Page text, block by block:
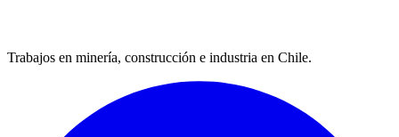
Trabajos en minería, construcción e industria en Chile.